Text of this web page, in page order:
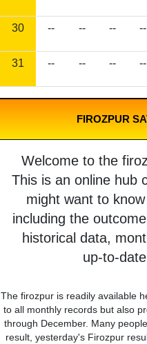
30 -- -- -- --
31 -- -- -- --
FIROZPUR
Welcome to the
This is an online hub
might want to
including the
historical data,
up-to-
The firozpur is readily available
to all monthly records but also
through December. Many
result, yesterday's Firozpur